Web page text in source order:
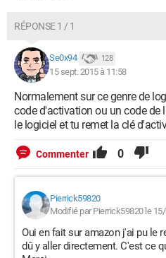
RÉPONSE 1 / 1
Se0x94 128
15 sept. 2015 à 11:58
Normalement sur ce genre de
code d'activation ou un code de
le logiciel et tu remet la clé
Commenter 0
Pierrick59820
Modifié par Pierrick59820 le
Oui en fait sur amazon j'ai pu le
dû y aller directement. C'est ce